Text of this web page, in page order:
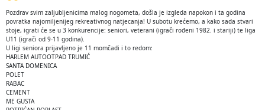
Pozdrav svim zaljubljenicima malog nogometa, došla je izgleda napokon i ta godina
povratka najomiljenijeg rekreativnog natjecanja! U subotu krećemo, a kako sada stvari
stoje, igrati će se u 3 konkurencije: seniori, veterani (igrači rođeni 1982. i stariji) te liga
U11 (igrači od 9-11 godina).
U ligi seniora prijavljeno je 11 momčadi i to redom:
HARLEM AUTOOTPAD TRUMIĆ
SANTA DOMENICA
POLET
RABAC
CEMENT
ME GUSTA